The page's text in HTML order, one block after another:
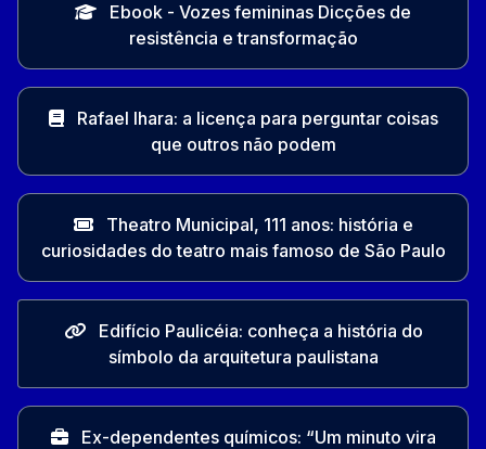
Ebook - Vozes femininas Dicções de
resistência e transformação
Rafael Ihara: a licença para perguntar coisas
que outros não podem
Theatro Municipal, 111 anos: história e
curiosidades do teatro mais famoso de São Paulo
Edifício Paulicéia: conheça a história do
símbolo da arquitetura paulistana
Ex-dependentes químicos: “Um minuto vira